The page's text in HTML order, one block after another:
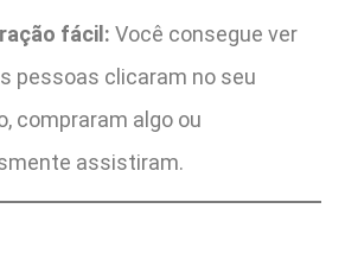
fácil: Você consegue ver
pessoas clicaram no seu
compraram algo ou
assistiram.